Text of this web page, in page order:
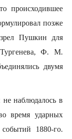
происходившее
позже
Пушкин для
Ф. М.
двумя
наблюдалось в
время ударных
1880-го.